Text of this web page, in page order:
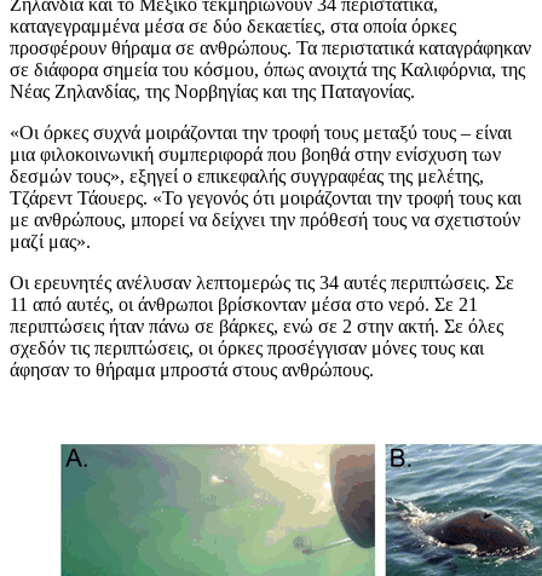
καταγεγραμμένα μέσα σε δύο δεκαετίες, στα οποία όρκες
προσφέρουν θήραμα σε ανθρώπους. Τα περιστατικά καταγράφηκαν
σε διάφορα σημεία του κόσμου, όπως ανοιχτά της Καλιφόρνια, της
Νέας Ζηλανδίας, της Νορβηγίας και της Παταγονίας.
«Οι όρκες συχνά μοιράζονται την τροφή τους μεταξύ τους – είναι
μια φιλοκοινωνική συμπεριφορά που βοηθά στην ενίσχυση των
δεσμών τους», εξηγεί ο επικεφαλής συγγραφέας της μελέτης,
Τζάρεντ Τάουερς. «Το γεγονός ότι μοιράζονται την τροφή τους και
με ανθρώπους, μπορεί να δείχνει την πρόθεσή τους να σχετιστούν
μαζί μας».
Οι ερευνητές ανέλυσαν λεπτομερώς τις 34 αυτές περιπτώσεις. Σε
11 από αυτές, οι άνθρωποι βρίσκονταν μέσα στο νερό. Σε 21
περιπτώσεις ήταν πάνω σε βάρκες, ενώ σε 2 στην ακτή. Σε όλες
σχεδόν τις περιπτώσεις, οι όρκες προσέγγισαν μόνες τους και
άφησαν το θήραμα μπροστά στους ανθρώπους.